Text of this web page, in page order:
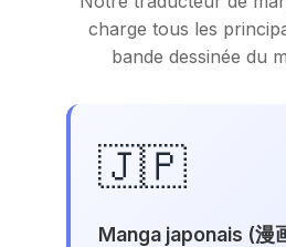
charge tous les
bande dessinée du
🇯🇵
Manga japonais (漫